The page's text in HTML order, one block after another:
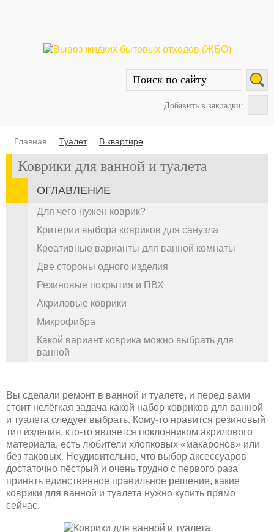
Добавить в закладки:
Главная Туалет В квартире
Коврики для ванной и туалета
ОГЛАВЛЕНИЕ
Для чего нужен коврик?
Критерии выбора ковриков для санузла
Креативные варианты для ванной комнаты
Две стороны одного изделия
Резиновые покрытия и ПВХ
Акриловые коврики
Микрофибра
Какой вариант коврика можно выбрать для
ванной
Вы сделали ремонт в ванной и туалете, и перед вами
стоит нелёгкая задача какой набор ковриков для ванной
и туалета следует выбрать. Кому-то нравится резиновый
тип изделия, кто-то является поклонником акрилового
материала, есть любители хлопковых «макаронов» или
без таковых. Неудивительно, что выбор аксессуаров
достаточно пёстрый и очень трудно с первого раза
принять единственное правильное решение, какие
коврики для ванной и туалета нужно купить прямо
сейчас.